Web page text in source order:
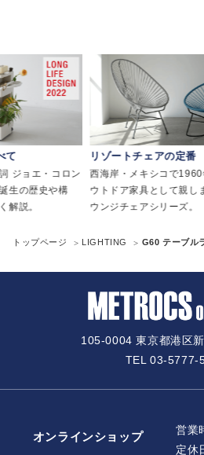
て
ジョエ・コロン
生の歴史や構
解説。
リゾートチェアの定番
西海岸・メキシコで
ウトドア家具として親し
ウンジチェアシリーズ。
トップページ LIGHTING G60 テーブル
105-0004 東京都港区
TEL 03-5777-
オンラインショップ
営業
定休